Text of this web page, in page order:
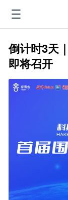
倒计时3天
即将召开